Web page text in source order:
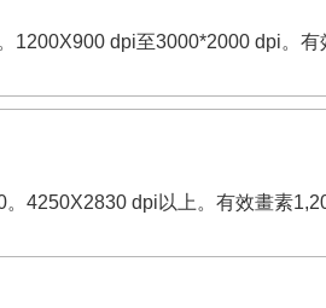
1200X900 dpi至3000*2000 dpi。
4250X2830 dpi以上。有效畫素